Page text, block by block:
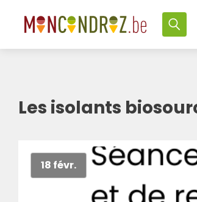
Les isolants
18 févr.